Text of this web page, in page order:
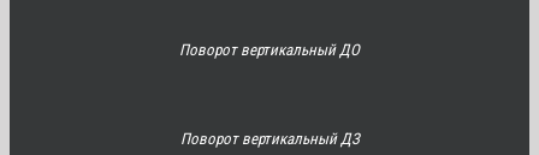
Поворот вертикальный ДО
Поворот вертикальный ДЗ